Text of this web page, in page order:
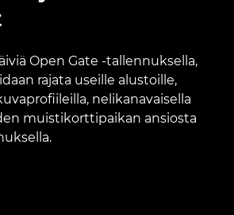
Open Gate -tallennuksella,
rajata useille alustoille,
nelikanavaisella
muistikorttipaikan ansiosta